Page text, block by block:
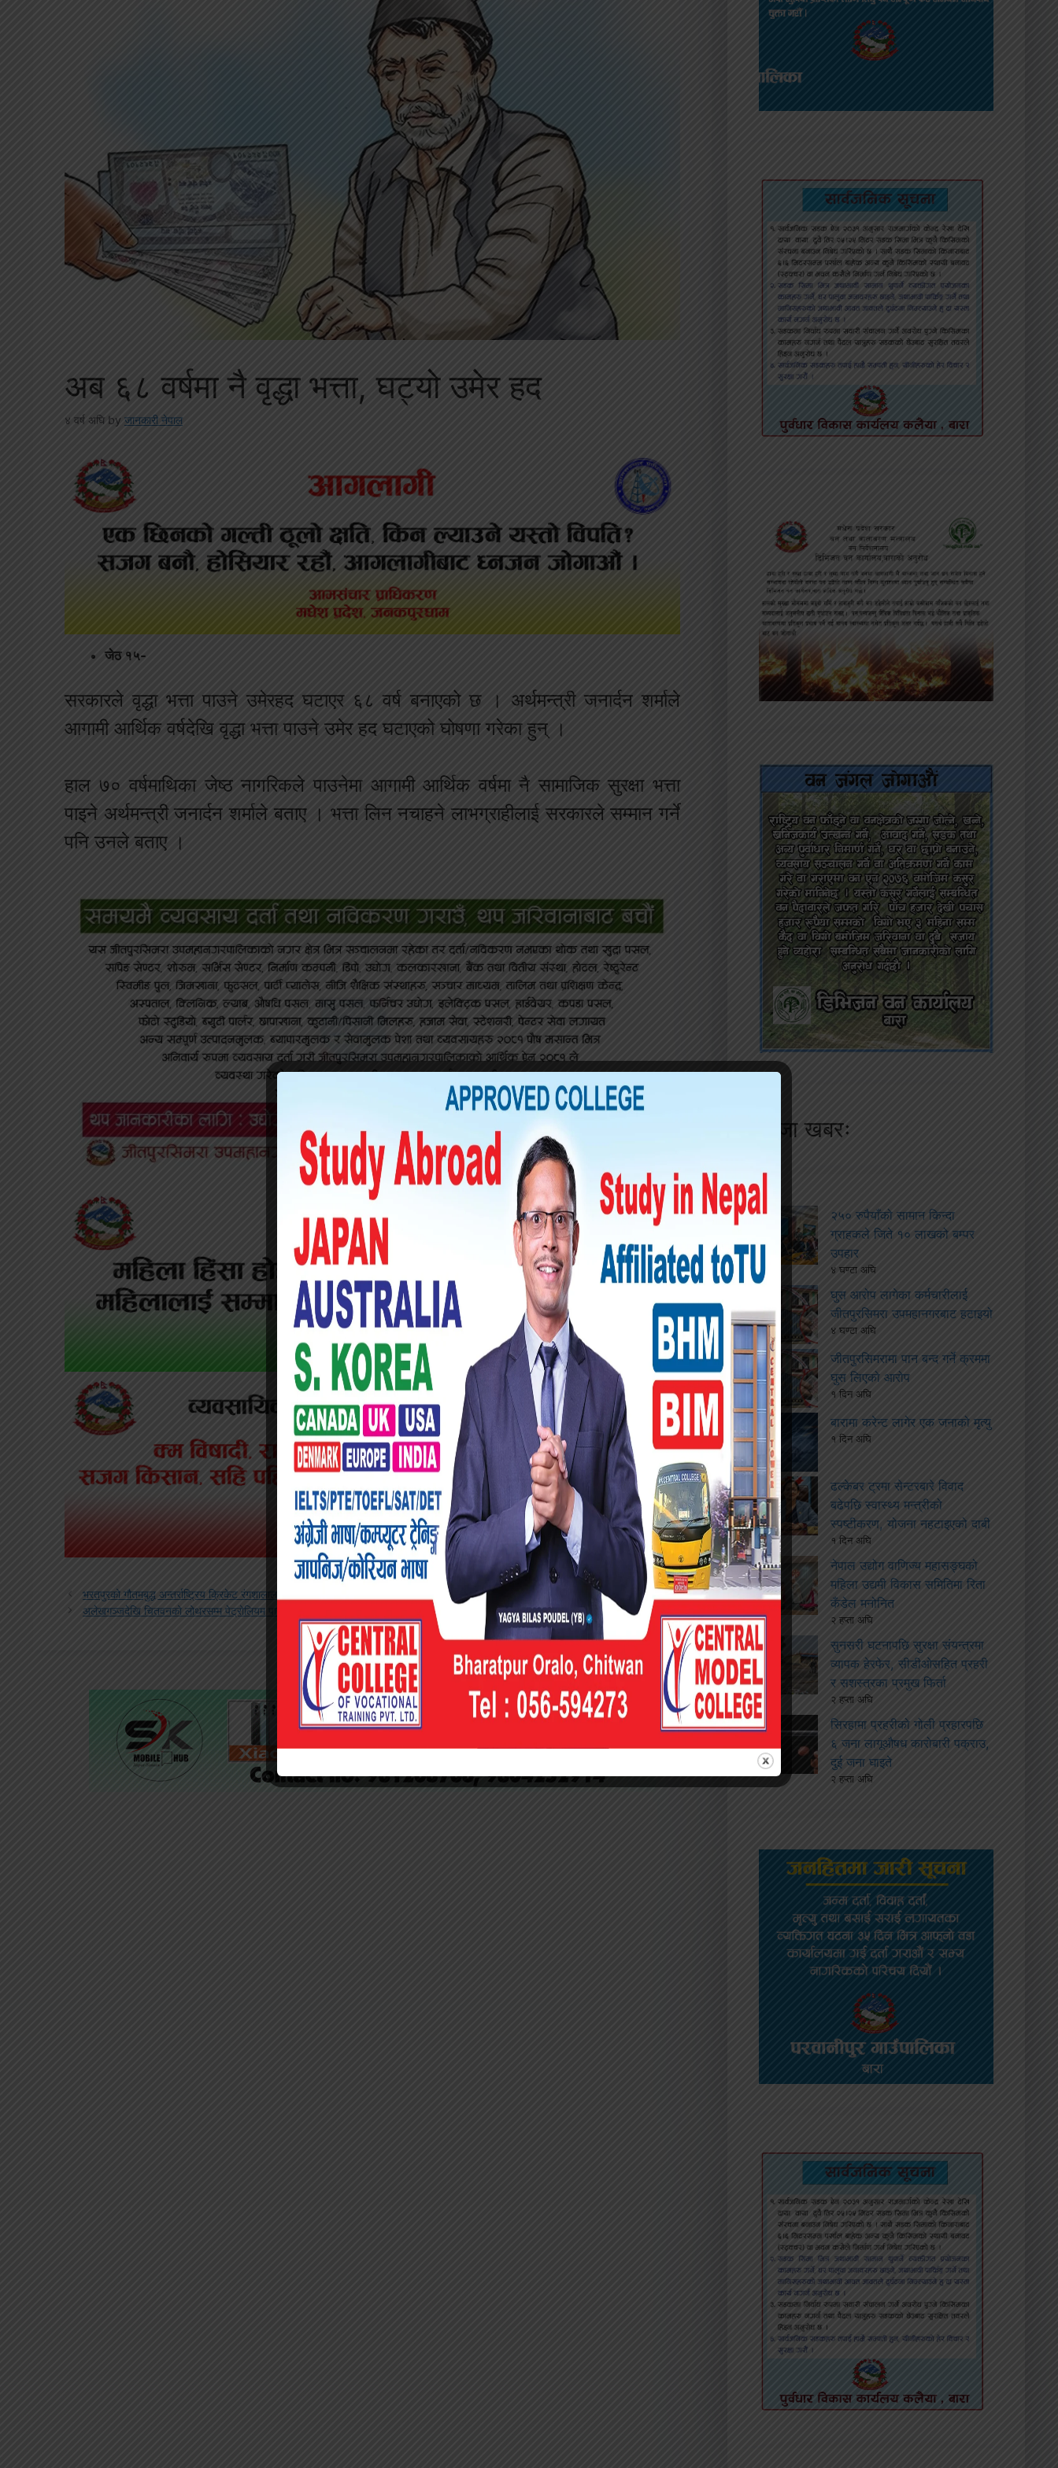
अब ६८ वर्षमा नै वृद्धा भत्ता, घट्यो उमेर हद
४ वर्ष अघि by जानकारी नेपाल
जेठ १५-
सरकारले वृद्धा भत्ता पाउने उमेरहद घटाएर ६८ वर्ष बनाएको छ । अर्थमन्त्री जनार्दन शर्माले
आगामी आर्थिक वर्षदेखि वृद्धा भत्ता पाउने उमेर हद घटाएको घोषणा गरेका हुन् ।
हाल ७० वर्षमाथिका जेष्ठ नागरिकले पाउनेमा आगामी आर्थिक वर्षमा नै सामाजिक सुरक्षा भत्ता
पाइने अर्थमन्त्री जनार्दन शर्माले बताए । भत्ता लिन नचाहने लाभग्राहीलाई सरकारले सम्मान गर्ने
पनि उनले बताए ।
भरतपुरको गौतमबुद्ध अन्तर्राष्ट्रिय क्रिकेट रंगशालालाई सरकारले छुट्यायो बजेट
अलेखगञ्जदेखि चितवनको लोथरसम्म पेट्रोलियम पाइप लाइन निर्माण गरिने
ताजा खबरः
२५० रुपैयाँको सामान किन्दा
ग्राहकले जिते १० लाखको बम्पर
उपहार
४ घण्टा अघि
घुस आरोप लागेका कर्मचारीलाई
जीतपुरसिमरा उपमहानगरबाट हटाइयो
४ घण्टा अघि
जीतपुरसिमरामा पान बन्द गर्ने क्रममा
घुस लिएको आरोप
१ दिन अघि
बारामा करेन्ट लागेर एक जनाको मृत्यु
१ दिन अघि
ढल्केबर ट्रमा सेन्टरबारे विवाद
बढेपछि स्वास्थ्य मन्त्रीको
स्पष्टीकरण, योजना नहटाइएको दाबी
१ दिन अघि
नेपाल उद्योग वाणिज्य महासङ्घको
महिला उद्यमी विकास समितिमा रिता
कँडेल मनोनित
२ हप्ता अघि
सुनसरी घटनापछि सुरक्षा संयन्त्रमा
व्यापक हेरफेर, सीडीओसहित प्रहरी
र सशस्त्रका प्रमुख फिर्ता
२ हप्ता अघि
सिरहामा प्रहरीको गोली प्रहारपछि
६ जना लागूऔषध कारोबारी पक्राउ,
दुई जना घाइते
२ हप्ता अघि